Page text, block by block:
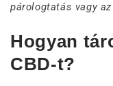
párologtatás vagy
Hogyan
CBD-t?